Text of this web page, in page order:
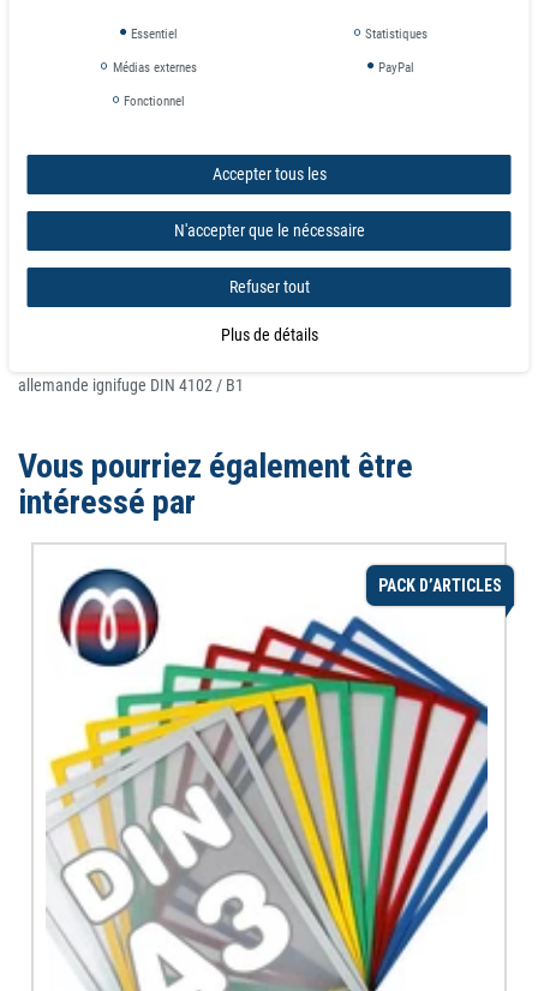
Directive REACH RoHS
RoHS - Restriction of Hazardous Substances) pour la restriction de
l'utilisation de certaines substances dangereuses dans les équipements
électriques et électroniques. Correspond à la directive européenne RoHS,
allemande ignifuge DIN 4102 / B1
Vous pourriez également être
intéressé par
PACK D’ARTICLES
Essentiel Statistiques
Médias externes PayPal
Fonctionnel
Accepter tous les
N'accepter que le nécessaire
Refuser tout
Plus de détails